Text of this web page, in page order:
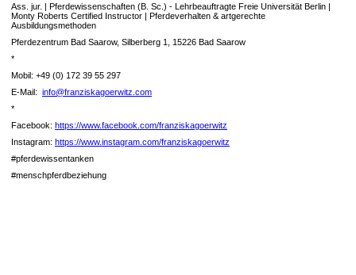
Ass. jur. | Pferdewissenschaften (B. Sc.) - Lehrbeauftragte Freie Universität Berlin |
Monty Roberts Certified Instructor | Pferdeverhalten & artgerechte
Ausbildungsmethoden
Pferdezentrum Bad Saarow, Silberberg 1, 15226 Bad Saarow
*
Mobil: +49 (0) 172 39 55 297
E-Mail: info@franziskagoerwitz.com
*
Facebook: https://www.facebook.com/franziskagoerwitz
Instagram: https://www.instagram.com/franziskagoerwitz
#pferdewissentanken
#menschpferdbeziehung